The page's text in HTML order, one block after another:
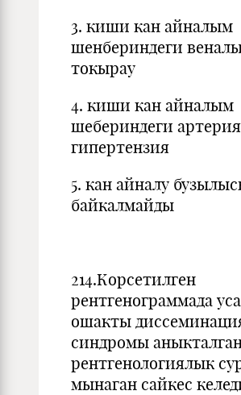
3. киши кан айналым
шенбериндеги
токырау
4. киши кан айналым
шебериндеги
гипертензия
5. кан айналу
байкалмайды
214.Корсетилген
рентгенограммада
ошакты
синдромы
рентгенологиялык
мынаган сайкес